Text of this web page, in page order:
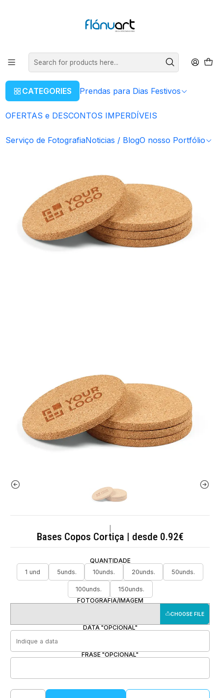
CATEGORIES Prendas para Dias Festivos
OFERTAS e DESCONTOS IMPERDÍVEIS
Serviço de FotografiaNoticias / BlogO nosso Portfólio
Prendas para Dias Festivos
Bases Copos Cortiça | desde 0.92€
QUANTIDADE
1 und
5unds. 10unds. 20unds. 50unds.
100unds.
150unds.
FOTOGRAFIA/IMAGEM
CHOOSE FILE
DATA "OPCIONAL"
FRASE "OPCIONAL"